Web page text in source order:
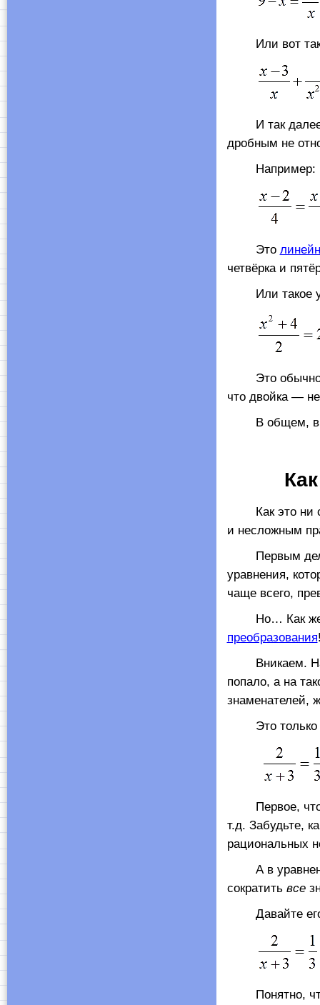
Или вот
И так далее.)
дробным не
Например:
Это
четвёрка и
Или такое
Это
что двойка —
В общем, вы
Как это ни
и несложным
Первым
уравнения,
чаще всего,
Но… Как же
преобразования
Вникаем.
попало, а на
знаменателей,
Это только на
Первое, что
т.д. Забудьте,
рациональных
А в
сократить все
Давайте его
Понятно, что